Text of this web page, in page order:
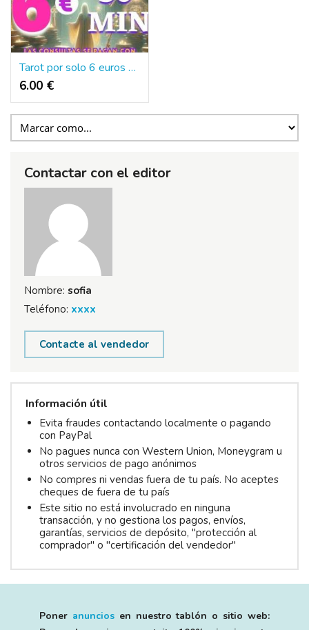
Tarot por solo 6 euros 30 min
6.00 €
Contactar con el editor
Nombre: sofia
Teléfono: xxxx
Contacte al vendedor
Información útil
Evita fraudes contactando localmente o pagando
con PayPal
No pagues nunca con Western Union, Moneygram u
otros servicios de pago anónimos
No compres ni vendas fuera de tu país. No aceptes
cheques de fuera de tu país
Este sitio no está involucrado en ninguna
transacción, y no gestiona los pagos, envíos,
garantías, servicios de depósito, "protección al
comprador" o "certificación del vendedor"
Poner anunciosen nuestro tablón o sitio web: